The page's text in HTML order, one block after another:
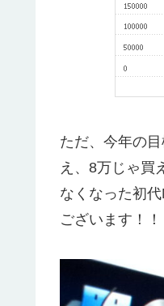
ただ、今年の
え、8万じゃ買
なくなった初
ございます！！